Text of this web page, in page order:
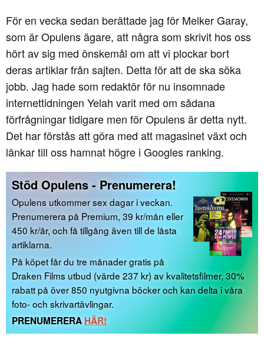
För en vecka sedan berättade jag för Melker Garay,
som är Opulens ägare, att några som skrivit hos oss
hört av sig med önskemål om att vi plockar bort
deras artiklar från sajten. Detta för att de ska söka
jobb. Jag hade som redaktör för nu insomnade
internettidningen Yelah varit med om sådana
förfrågningar tidigare men för Opulens är detta nytt.
Det har förstås att göra med att magasinet växt och
länkar till oss hamnat högre i Googles ranking.
Stöd Opulens - Prenumerera!
Opulens utkommer sex dagar i veckan.
Prenumerera på Premium, 39 kr/mån eller
450 kr/år, och få tillgång även till de låsta
artiklarna.
På köpet får du tre månader gratis på
Draken Films utbud (värde 237 kr) av kvalitetsfilmer, 30%
rabatt på över 850 nyutgivna böcker och kan delta i våra
foto- och skrivartävlingar.
PRENUMERERA HÄR!